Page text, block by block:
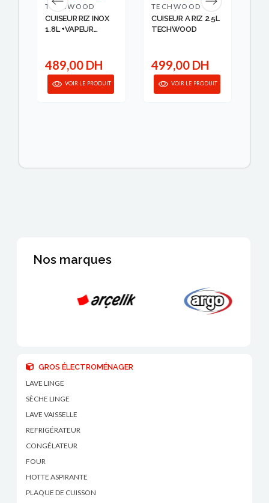
TECHWOOD
CUISEUR RIZ INOX
1.8L +VAPEUR
489,00 DH
VOIR LE PRODUIT
TECHWOOD
CUISEUR A RIZ 2.5L
TECHWOOD
499,00 DH
VOIR LE PRODUIT
Nos marques
GROS ÉLECTROMÉNAGER
LAVE LINGE
SÈCHE LINGE
LAVE VAISSELLE
REFRIGÉRATEUR
CONGÉLATEUR
FOUR
HOTTE ASPIRANTE
PLAQUE DE CUISSON